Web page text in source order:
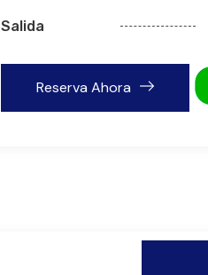
Salida
Reserva Ahora